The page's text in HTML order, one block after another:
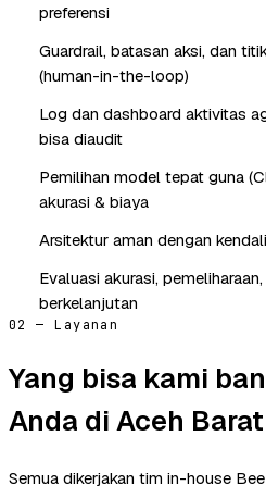
preferensi
Guardrail, batasan aksi, dan
(human-in-the-loop)
Log dan dashboard aktivitas
bisa diaudit
Pemilihan model tepat guna
akurasi & biaya
Arsitektur aman dengan
Evaluasi akurasi,
berkelanjutan
02 — Layanan
Yang bisa kami
Anda di Aceh Barat
Semua dikerjakan tim in-house